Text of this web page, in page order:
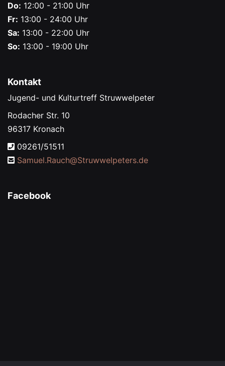
Do: 12:00 - 21:00 Uhr
Fr: 13:00 - 24:00 Uhr
Sa: 13:00 - 22:00 Uhr
So: 13:00 - 19:00 Uhr
Kontakt
Jugend- und Kulturtreff Struwwelpeter
Rodacher Str. 10
96317 Kronach
09261/51511
Samuel.Rauch@Struwwelpeters.de
Facebook